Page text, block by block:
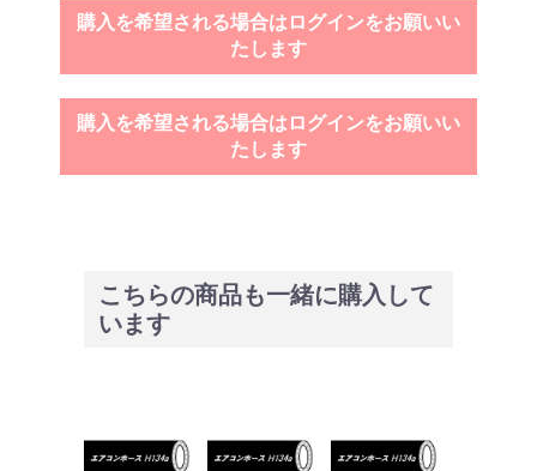
購入を希望される場合はログインをお願いい
たします
購入を希望される場合はログインをお願いい
たします
こちらの商品も一緒に購入して
います